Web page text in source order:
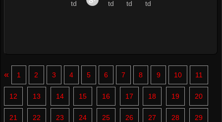
« 1 2 3 4 5 6 7 8 9 10 11
12 13 14 15 16 17 18 19 20
21 22 23 24 25 26 27 28 29